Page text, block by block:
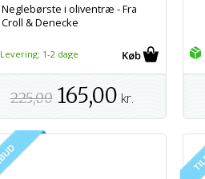
Neglebørste i oliventræ - Fra
Croll & Denecke
Levering: 1-2 dage
225,00 165,00 kr.